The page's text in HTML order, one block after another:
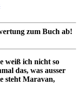
zum Buch ab!
weiß ich nicht so
das, was ausser
steht Maravan,